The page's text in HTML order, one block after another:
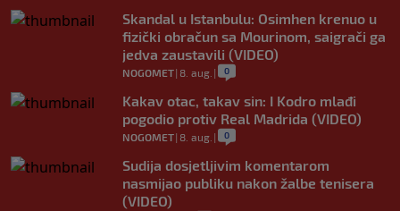
Skandal u Istanbulu: Osimhen krenuo u
fizički obračun sa Mourinom, saigrači ga
jedva zaustavili (VIDEO)
NOGOMET| 8. aug. | 0
Kakav otac, takav sin: I Kodro mlađi
pogodio protiv Real Madrida (VIDEO)
NOGOMET| 8. aug. | 0
Sudija dosjetljivim komentarom
nasmijao publiku nakon žalbe tenisera
(VIDEO)